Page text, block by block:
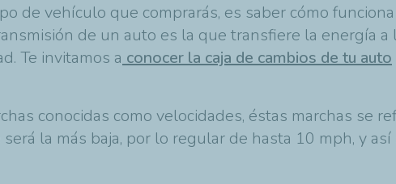
de vehículo que comprarás, es saber cómo
de un auto es la que transfiere la energía a
Te invitamos a conocer la caja de cambios de tu auto
conocidas como velocidades, éstas marchas se
la más baja, por lo regular de hasta 10 mph, y